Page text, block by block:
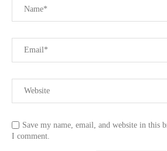
Save my name, email, and website in this
I comment.